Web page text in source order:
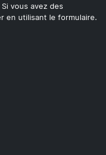
vous avez des
en utilisant le formulaire.